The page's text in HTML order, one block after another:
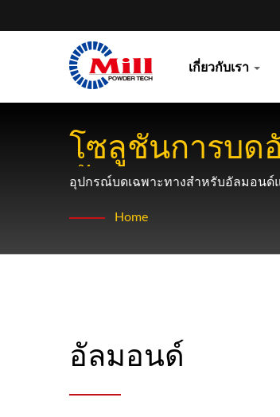
เกี่ยวกับเรา
โซลูชันการบด
น้ำมัน
อุปกรณ์บดเฉพาะทางสำหรับอัลมอนด์
Home
อัลมอนด์